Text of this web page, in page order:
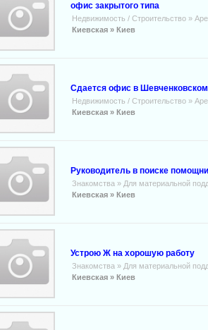
офис закрытого типа
Недвижимость / Строительство »
Киевская » Киев
Сдается офис в
Недвижимость / Строительство »
Киевская » Киев
Руководитель в поиске
Знакомства » Для материальной
Киевская » Киев
Устрою Ж на хорошую работу
Знакомства » Для материальной
Киевская » Киев